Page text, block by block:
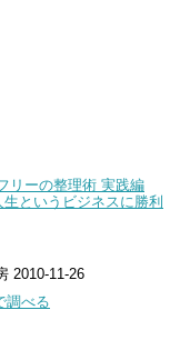
リーの整理術 実践編
というビジネスに勝利
2010-11-26
調べる